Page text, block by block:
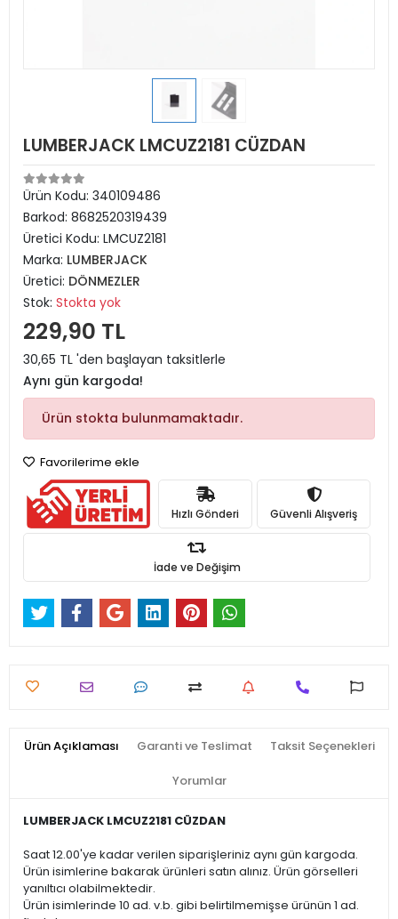
LUMBERJACK LMCUZ2181 CÜZDAN
Ürün Kodu: 340109486
Barkod: 8682520319439
Üretici Kodu: LMCUZ2181
Marka: LUMBERJACK
Üretici: DÖNMEZLER
Stok: Stokta yok
229,90 TL
30,65 TL 'den başlayan taksitlerle
Aynı gün kargoda!
Ürün stokta bulunmamaktadır.
Favorilerime ekle
Hızlı Gönderi Güvenli Alışveriş
İade ve Değişim
Ürün Açıklaması Garanti ve Teslimat Taksit Seçenekleri
Yorumlar
LUMBERJACK LMCUZ2181 CÜZDAN
Saat 12.00'ye kadar verilen siparişleriniz aynı gün kargoda.
Ürün isimlerine bakarak ürünleri satın alınız. Ürün görselleri
yanıltıcı olabilmektedir.
Ürün isimlerinde 10 ad. v.b. gibi belirtilmemişse ürünün 1 ad.